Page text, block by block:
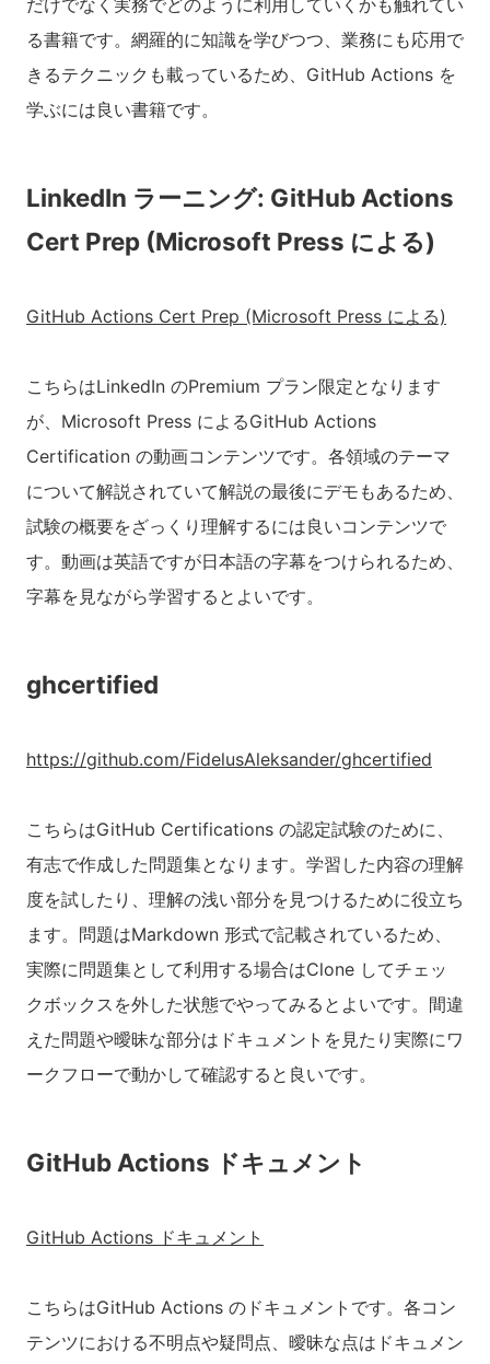
だけでなく実務でどのように利用していくかも触れてい
る書籍です。網羅的に知識を学びつつ、業務にも応用で
きるテクニックも載っているため、GitHub Actions を
学ぶには良い書籍です。
LinkedIn ラーニング: GitHub Actions
Cert Prep (Microsoft Press による)
GitHub Actions Cert Prep (Microsoft Press による)
こちらはLinkedIn のPremium プラン限定となります
が、Microsoft Press によるGitHub Actions
Certification の動画コンテンツです。各領域のテーマ
について解説されていて解説の最後にデモもあるため、
試験の概要をざっくり理解するには良いコンテンツで
す。動画は英語ですが日本語の字幕をつけられるため、
字幕を見ながら学習するとよいです。
ghcertified
https://github.com/FidelusAleksander/ghcertified
こちらはGitHub Certifications の認定試験のために、
有志で作成した問題集となります。学習した内容の理解
度を試したり、理解の浅い部分を見つけるために役立ち
ます。問題はMarkdown 形式で記載されているため、
実際に問題集として利用する場合はClone してチェッ
クボックスを外した状態でやってみるとよいです。間違
えた問題や曖昧な部分はドキュメントを見たり実際にワ
ークフローで動かして確認すると良いです。
GitHub Actions ドキュメント
GitHub Actions ドキュメント
こちらはGitHub Actions のドキュメントです。各コン
テンツにおける不明点や疑問点、曖昧な点はドキュメン